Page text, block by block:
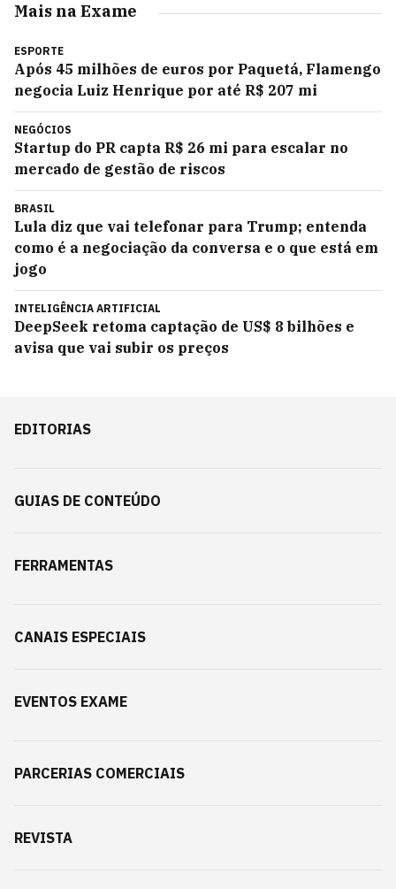
Mais na Exame
ESPORTE
Após 45 milhões de euros por Paquetá, Flamengo
negocia Luiz Henrique por até R$ 207 mi
NEGÓCIOS
Startup do PR capta R$ 26 mi para escalar no
mercado de gestão de riscos
BRASIL
Lula diz que vai telefonar para Trump; entenda
como é a negociação da conversa e o que está em
jogo
INTELIGÊNCIA ARTIFICIAL
DeepSeek retoma captação de US$ 8 bilhões e
avisa que vai subir os preços
EDITORIAS
GUIAS DE CONTEÚDO
FERRAMENTAS
CANAIS ESPECIAIS
EVENTOS EXAME
PARCERIAS COMERCIAIS
REVISTA